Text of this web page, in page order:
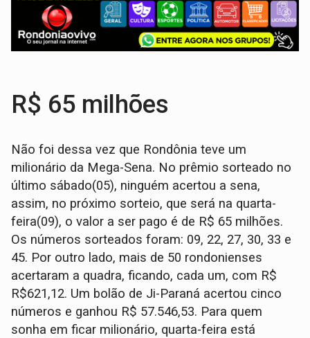
R$ 65 milhões
Não foi dessa vez que Rondônia teve um
milionário da Mega-Sena. No prêmio sorteado no
último sábado(05), ninguém acertou a sena,
assim, no próximo sorteio, que será na quarta-
feira(09), o valor a ser pago é de R$ 65 milhões.
Os números sorteados foram: 09, 22, 27, 30, 33 e
45. Por outro lado, mais de 50 rondonienses
acertaram a quadra, ficando, cada um, com R$
R$621,12. Um bolão de Ji-Paraná acertou cinco
números e ganhou R$ 57.546,53. Para quem
sonha em ficar milionário, quarta-feira está